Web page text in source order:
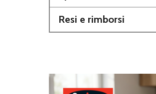
Resi e rimborsi